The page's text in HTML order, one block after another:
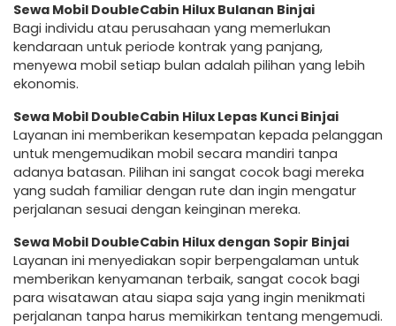
Sewa Mobil DoubleCabin Hilux Bulanan Binjai
Bagi individu atau perusahaan yang memerlukan
kendaraan untuk periode kontrak yang panjang,
menyewa mobil setiap bulan adalah pilihan yang lebih
ekonomis.
Sewa Mobil DoubleCabin Hilux Lepas Kunci Binjai
Layanan ini memberikan kesempatan kepada pelanggan
untuk mengemudikan mobil secara mandiri tanpa
adanya batasan. Pilihan ini sangat cocok bagi mereka
yang sudah familiar dengan rute dan ingin mengatur
perjalanan sesuai dengan keinginan mereka.
Sewa Mobil DoubleCabin Hilux dengan Sopir Binjai
Layanan ini menyediakan sopir berpengalaman untuk
memberikan kenyamanan terbaik, sangat cocok bagi
para wisatawan atau siapa saja yang ingin menikmati
perjalanan tanpa harus memikirkan tentang mengemudi.